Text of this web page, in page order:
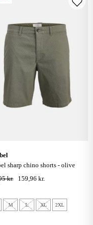
kr. 159,96 kr.
M L XL 2XL